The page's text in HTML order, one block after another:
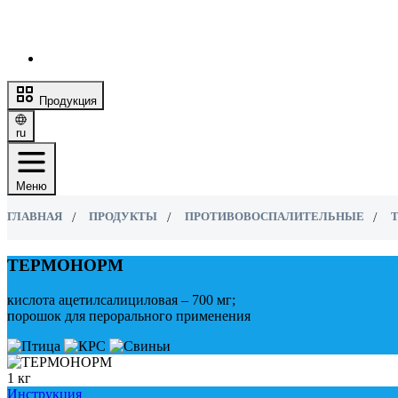
Продукция
ru
Меню
ГЛАВНАЯ ПРОДУКТЫ ПРОТИВОВОСПАЛИТЕЛЬНЫЕ
ТЕРМОНОРМ
кислота ацетилсалициловая – 700 мг;
порошок для перорального применения
1 кг
Инструкция